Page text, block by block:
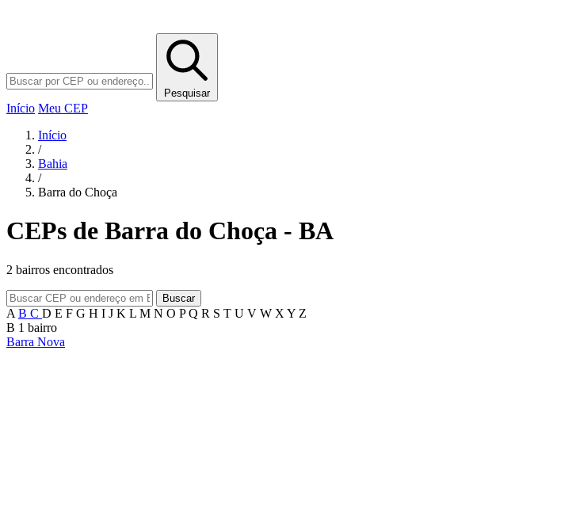
Pesquisar
Início Meu CEP
Início
/
Bahia
/
Barra do Choça
CEPs de Barra do Choça - BA
2 bairros encontrados
Buscar
A B C D E F G H I J K L M N O PQ R S T U V W X Y Z
B 1 bairro
Barra Nova